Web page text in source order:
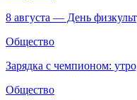
8 августа — День
Общество
Зарядка с чемпионом:
Общество